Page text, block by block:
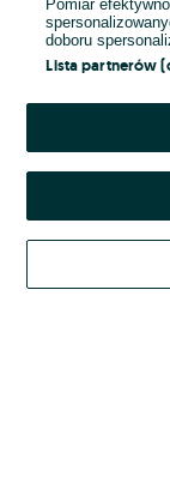
Kontynuując za
Pomiar
doboru
Lista partnerów